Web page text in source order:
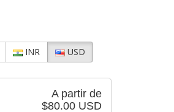
INR USD
A partir de
$80.00 USD